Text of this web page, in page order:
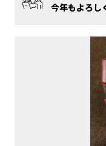
今年もよろし